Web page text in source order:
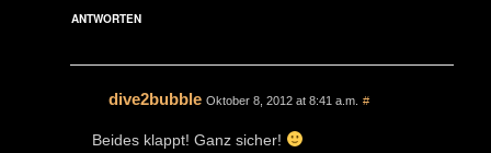
ANTWORTEN
dive2bubble Oktober 8, 2012 at 8:41 a.m. #
Beides klappt! Ganz sicher!